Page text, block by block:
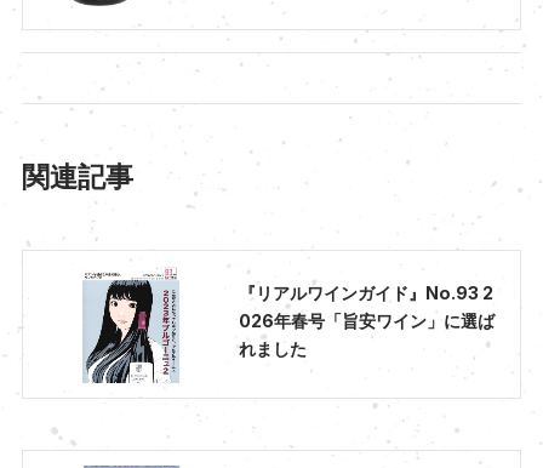
関連記事
『リアルワインガイド』No.93 2
026年春号「旨安ワイン」に選ば
れました